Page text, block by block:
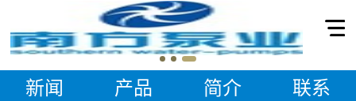
新闻 产品 简介 联系